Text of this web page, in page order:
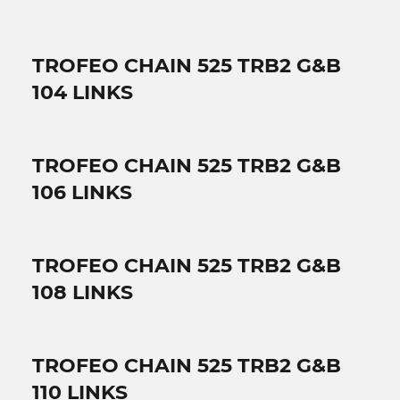
TROFEO CHAIN 525 TRB2 G&B
104 LINKS
TROFEO CHAIN 525 TRB2 G&B
106 LINKS
TROFEO CHAIN 525 TRB2 G&B
108 LINKS
TROFEO CHAIN 525 TRB2 G&B
110 LINKS